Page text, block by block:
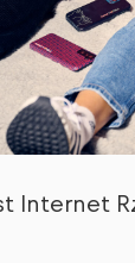
Internet